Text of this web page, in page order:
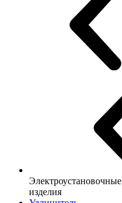
Электроустановочные
изделия